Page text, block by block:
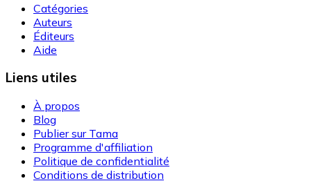
Catégories
Auteurs
Éditeurs
Aide
Liens utiles
À propos
Blog
Publier sur Tama
Programme d'affiliation
Politique de confidentialité
Conditions de distribution